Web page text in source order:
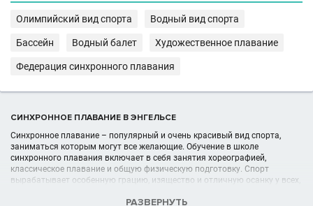
Олимпийский вид спорта Водный вид спорта
Бассейн Водный балет Художественное плавание
Федерация синхронного плавания
СИНХРОННОЕ ПЛАВАНИЕ В ЭНГЕЛЬСЕ
Синхронное плавание – популярный и очень красивый вид спорта,
заниматься которым могут все желающие. Обучение в школе
синхронного плавания включает в себя занятия хореографией,
классическое плавание и общую физическую подготовку. Спорт
вырабатывает особенную грацию, изящество и отличную осанку у всех,
плавания подчеркивает актуальность этого спорта.
РАЗВЕРНУТЬ